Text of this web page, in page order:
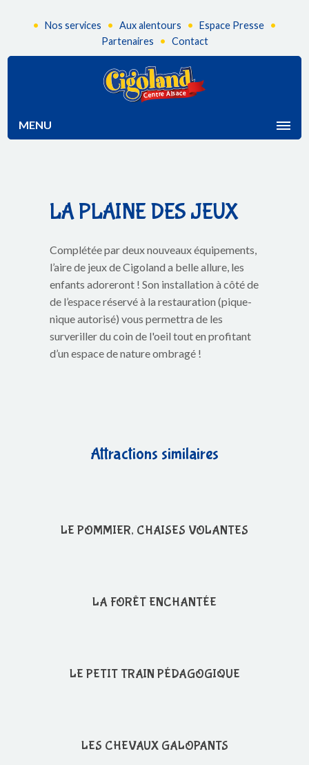
• Nos services • Aux alentours • Espace Presse •
Partenaires • Contact
MENU
LA PLAINE DES JEUX
Complétée par deux nouveaux équipements,
l’aire de jeux de Cigoland a belle allure, les
enfants adoreront ! Son installation à côté de
de l’espace réservé à la restauration (pique-
nique autorisé) vous permettra de les
surveriller du coin de l'oeil tout en profitant
d’un espace de nature ombragé !
Attractions similaires
LE POMMIER, CHAISES VOLANTES
LA FORÊT ENCHANTÉE
LE PETIT TRAIN PÉDAGOGIQUE
LES CHEVAUX GALOPANTS